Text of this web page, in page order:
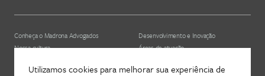
Conheça o Madrona Advogados
Nossa cultura
Desenvolvimento e Inovação
Áreas de atuação
Utilizamos cookies para melhorar sua experiência de